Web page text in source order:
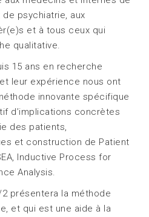
psychiatrie, aux
et à tous ceux qui
qualitative.
15 ans en recherche
leur expérience nous ont
innovante spécifique
d’implications concrètes
des patients,
et construction de Patient
Inductive Process for
Analysis.
présentera la méthode
et qui est une aide à la